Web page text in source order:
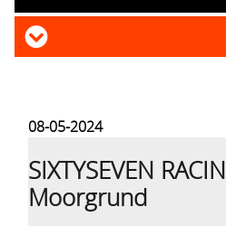
08-05-2024
SIXTYSEVEN
Moorgrund